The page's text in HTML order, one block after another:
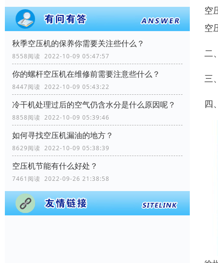
秋季空压机的保养你需要关注些什么？
8558阅读 2022-10-09 05:47:57
你的螺杆空压机在维修前需要注意些什么？
8447阅读 2022-10-09 05:43:22
冷干机处理过后的空气仍含水分是什么原因呢？
8858阅读 2022-10-09 05:39:46
如何寻找空压机漏油的地方？
8629阅读 2022-10-09 05:38:39
空压机节能有什么好处？
7461阅读 2022-09-26 21:38:58
空
空
二
三
四